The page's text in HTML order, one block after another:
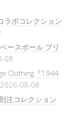
ラボコレクション
ベースボール プリ
08
Clothing『1944
2026-08-08
注コレクション